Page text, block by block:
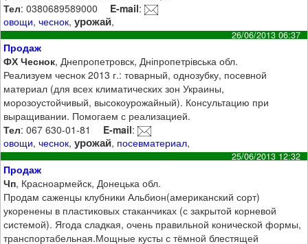
Тел: 0380689589000 E-mail:
овощи,чеснок,урожай,
26/06/2013 06:37
Продаж
ФХ Чеснок, Днепропетровск, Дніпропетрівська обл.
Реализуем чеснок 2013 г.: товарный, однозубку, посевной
материал (для всех климатических зон Украины,
морозоустойчивый, высокоурожайный). Консультацию при
выращивании. Помогаем с реализацией.
Тел: 067 630-01-81 E-mail:
овощи,чеснок,урожай, посевматериал,
25/06/2013 12:32
Продаж
Чп, Красноармейск, Донецька обл.
Продам саженцы клубники Альбион(американский сорт)
укоренены в пластиковых стаканчиках (с закрытой корневой
системой). Ягода сладкая, очень правильной конической формы,
транспортабельная.Мощные кусты с тёмной блестящей